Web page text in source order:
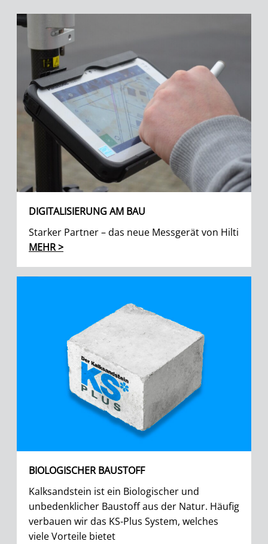
DIGITALISIERUNG AM BAU
Starker Partner – das neue Messgerät von Hilti
MEHR >
BIOLOGISCHER BAUSTOFF
Kalksandstein ist ein Biologischer und
unbedenklicher Baustoff aus der Natur. Häufig
verbauen wir das KS-Plus System, welches
viele Vorteile bietet